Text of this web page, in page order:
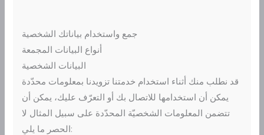
جمع واستخدام بياناتك الشخصية
أنواع البيانات المجمعة
البيانات الشخصية
قد نطلب منك أثناء استخدام خدمتنا تزويدنا بمعلومات محدّدة
يمكن أن استخدامها للاتصال بك أو التعرّف عليك، يمكن أن
تتضمن المعلومات الشخصيّة المحدّدة على سبيل المثال لا
الحصر ما يلي: